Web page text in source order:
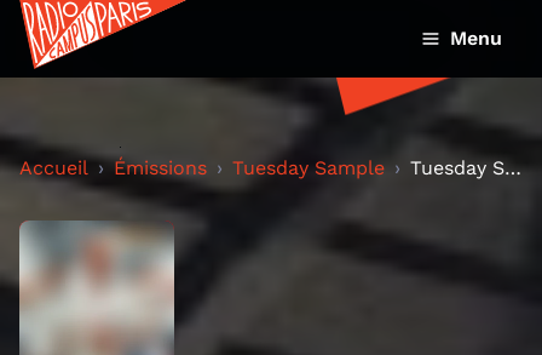
Menu
Accueil Émissions Tuesday Sample Tuesday Sample 24 (N.E.R.D- The Dismasters)